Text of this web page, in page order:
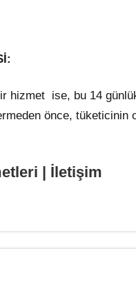
hizmet ise, bu 14
önce, tüketicinin
| İletişim